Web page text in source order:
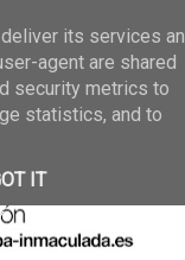
may
abr
its services
agent are shared
security metrics to
statistics, and to
IT